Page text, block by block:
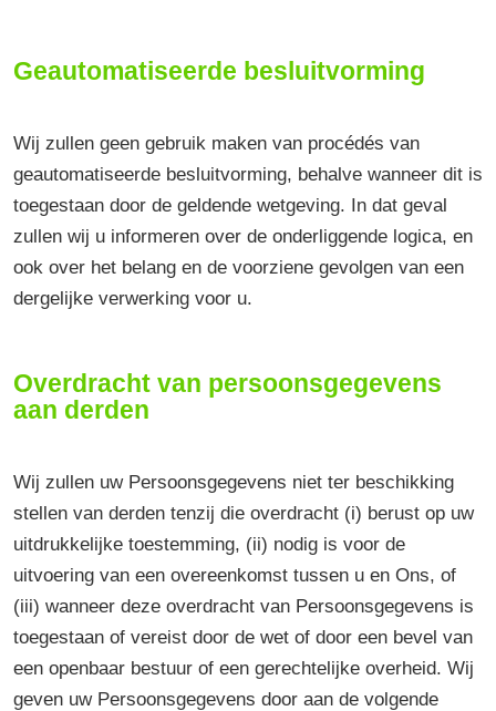
Geautomatiseerde besluitvorming
Wij zullen geen gebruik maken van procédés van
geautomatiseerde besluitvorming, behalve wanneer dit is
toegestaan door de geldende wetgeving. In dat geval
zullen wij u informeren over de onderliggende logica, en
ook over het belang en de voorziene gevolgen van een
dergelijke verwerking voor u.
Overdracht van persoonsgegevens
aan derden
Wij zullen uw Persoonsgegevens niet ter beschikking
stellen van derden tenzij die overdracht (i) berust op uw
uitdrukkelijke toestemming, (ii) nodig is voor de
uitvoering van een overeenkomst tussen u en Ons, of
(iii) wanneer deze overdracht van Persoonsgegevens is
toegestaan of vereist door de wet of door een bevel van
een openbaar bestuur of een gerechtelijke overheid. Wij
geven uw Persoonsgegevens door aan de volgende